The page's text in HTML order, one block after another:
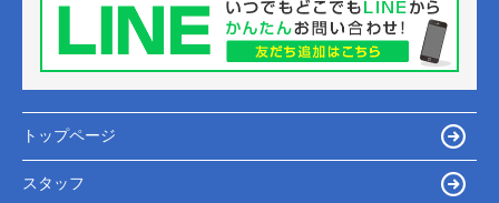
トップページ
スタッフ